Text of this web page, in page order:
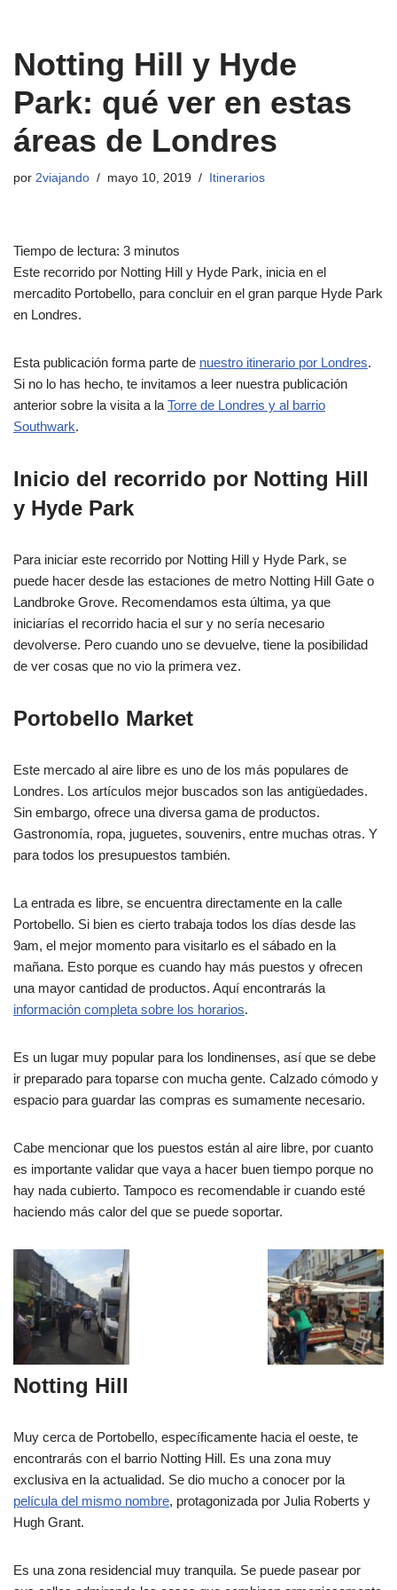
Notting Hill y Hyde
Park: qué ver en estas
áreas de Londres
por 2viajando mayo 10, 2019 Itinerarios
Tiempo de lectura: 3 minutos
Este recorrido por Notting Hill y Hyde Park, inicia en el
mercadito Portobello, para concluir en el gran parque Hyde Park
en Londres.
Esta publicación forma parte de nuestro itinerario por Londres​​.
Si no lo has hecho, te invitamos a leer nuestra publicación
anterior sobre la visita a la Torre de Londres y al barrio
Southwark.
Inicio del recorrido por Notting Hill
y Hyde Park
Para iniciar este recorrido por Notting Hill y Hyde Park, se
puede hacer desde las estaciones de metro Notting Hill Gate o
Landbroke Grove. Recomendamos esta última, ya que
iniciarías el recorrido hacia el sur y no sería necesario
devolverse. Pero cuando uno se devuelve, tiene la posibilidad
de ver cosas que no vio la primera vez.
Portobello Market
Este mercado al aire libre es uno de los más populares de
Londres. Los artículos mejor buscados son las antigüedades.
Sin embargo, ofrece una diversa gama de productos.
Gastronomía, ropa, juguetes, souvenirs, entre muchas otras. Y
para todos los presupuestos también.
La entrada es libre, se encuentra directamente en la calle
Portobello. Si bien es cierto trabaja todos los días desde las
9am, el mejor momento para visitarlo es el sábado en la
mañana. Esto porque es cuando hay más puestos y ofrecen
una mayor cantidad de productos. Aquí encontrarás la
información completa sobre los horarios.
Es un lugar muy popular para los londinenses, así que se debe
ir preparado para toparse con mucha gente. Calzado cómodo y
espacio para guardar las compras es sumamente necesario.
Cabe mencionar que los puestos están al aire libre, por cuanto
es importante validar que vaya a hacer buen tiempo porque no
hay nada cubierto. Tampoco es recomendable ir cuando esté
haciendo más calor del que se puede soportar.
Notting Hill
Muy cerca de Portobello, específicamente hacia el oeste, te
encontrarás con el barrio Notting Hill. Es una zona muy
exclusiva en la actualidad. Se dio mucho a conocer por la
película del mismo nombre, protagonizada por Julia Roberts y
Hugh Grant.
Es una zona residencial muy tranquila. Se puede pasear por